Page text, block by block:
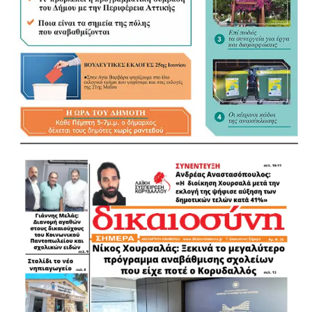
«Τα ουσιώδη είναι οι αρμοδιότητες και οι πόροι»
Αναφερόμενος στη συζήτηση για το εκλογικό σύστημα, τη
δεύτερη Κυριακή και την Αποκεντρωμένη Διοίκηση, ο
Λάμπρος Μίχος ξεκαθάρισε ότι για τον ίδιο το κρίσιμο
ζήτημα βρίσκεται αλλού. «Λίγο με απασχολεί αν θα είναι
δεύτερη Κυριακή ή πρώτη Κυριακή. Με απασχολούν